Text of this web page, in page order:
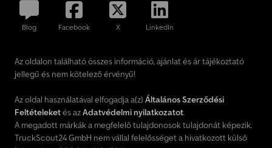
Blog Facebook X LinkedIn
Az oldalon található összes információ, ajánlat és ár tájékoztató
jellegű és nem kötelező érvényű!
Az oldal használatával elfogadja a(z) Általános Szerződési
Feltételeketés azAdatvédelmi nyilatkozatot.
A megadott márkák a megfelelő tulajdonosok tulajdonát képezik.
TruckScout24 GmbH nem vállal felelősséget a hivatkozott külső